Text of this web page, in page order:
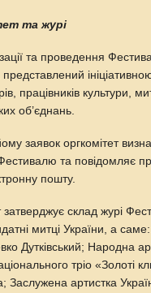
та журі
та проведення
представлений
працівників культури,
об’єднань.
заявок оргкомітет
та повідомляє
пошту.
затверджує склад журі
митці України, а
Дутківський; Народна
тріо «Золоті
Заслужена артистка